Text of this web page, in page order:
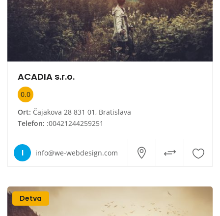
ACADIA s.r.o.
0.0
Ort: Čajakova 28 831 01, Bratislava
Telefon: :00421244259251
I info@we-webdesign.com
Detva